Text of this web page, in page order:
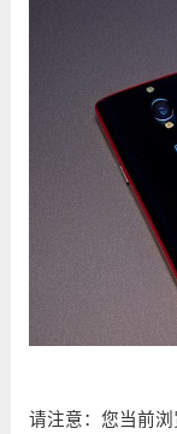
请注意：您当前